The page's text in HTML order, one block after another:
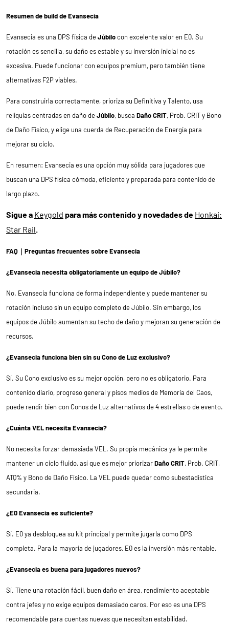
Resumen de build de Evansecia
Evansecia es una DPS física deJúbilocon excelente valor en E0. Su
rotación es sencilla, su daño es estable y su inversión inicial no es
excesiva. Puede funcionar con equipos premium, pero también tiene
alternativas F2P viables.
Para construirla correctamente, prioriza su Definitiva y Talento, usa
reliquias centradas en daño deJúbilo, busca Daño CRIT, Prob. CRIT y Bono
de Daño Físico, y elige una cuerda de Recuperación de Energía para
mejorar su ciclo.
En resumen: Evansecia es una opción muy sólida para jugadores que
buscan una DPS física cómoda, eficiente y preparada para contenido de
largo plazo.
Sigue a Keygold para más contenido y novedades de Honkai:
Star Rail.
FAQ｜Preguntas frecuentes sobre Evansecia
¿Evansecia necesita obligatoriamente un equipo de Júbilo?
No. Evansecia funciona de forma independiente y puede mantener su
rotación incluso sin un equipo completo de Júbilo. Sin embargo, los
equipos de Júbilo aumentan su techo de daño y mejoran su generación de
recursos.
¿Evansecia funciona bien sin su Cono de Luz exclusivo?
Sí. Su Cono exclusivo es su mejor opción, pero no es obligatorio. Para
contenido diario, progreso general y pisos medios de Memoria del Caos,
puede rendir bien con Conos de Luz alternativos de 4 estrellas o de evento.
¿Cuánta VEL necesita Evansecia?
No necesita forzar demasiada VEL. Su propia mecánica ya le permite
mantener un ciclo fluido, así que es mejor priorizarDaño CRIT, Prob. CRIT,
ATQ% y Bono de Daño Físico. La VEL puede quedar como subestadística
secundaria.
¿E0 Evansecia es suficiente?
Sí. E0 ya desbloquea su kit principal y permite jugarla como DPS
completa. Para la mayoría de jugadores, E0 es la inversión más rentable.
¿Evansecia es buena para jugadores nuevos?
Sí. Tiene una rotación fácil, buen daño en área, rendimiento aceptable
contra jefes y no exige equipos demasiado caros. Por eso es una DPS
recomendable para cuentas nuevas que necesitan estabilidad.